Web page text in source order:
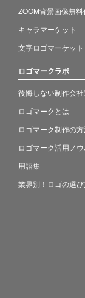
ZOOM背景画像無
キャラマーケット
文字ロゴマーケット
ロゴマークラボ
後悔しない制作会
ロゴマークとは
ロゴマーク制作の
ロゴマーク活用ノ
用語集
業界別！ロゴの選